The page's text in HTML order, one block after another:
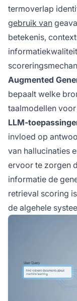
termoverlap
gebruik van
betekenis,
Augmented
bepaalt welke
taalmodellen
LLM-
invloed op
van hallucinaties
ervoor te zorgen
informatie de
retrieval scoring
de algehele